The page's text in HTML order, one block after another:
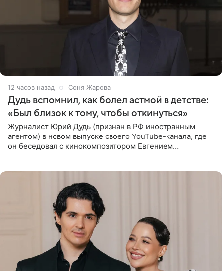
12 часов назад Соня Жарова
Дудь вспомнил, как болел астмой в детстве:
«Был близок к тому, чтобы откинуться»
Журналист Юрий Дудь (признан в РФ иностранным
агентом) в новом выпуске своего YouTube-канала, где
он беседовал с кинокомпозитором Евгением